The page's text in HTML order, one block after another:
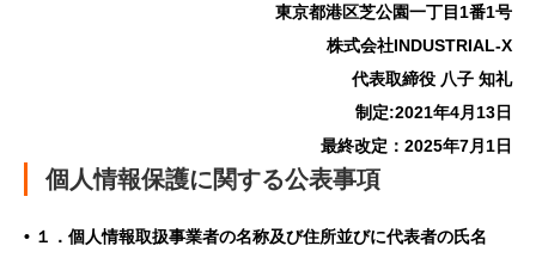
東京都港区芝公園一丁目1番1号
株式会社INDUSTRIAL-X
代表取締役 八子 知礼
制定:2021年4月13日
最終改定：2025年7月1日
個人情報保護に関する公表事項
• １．個人情報取扱事業者の名称及び住所並びに代表者の氏名